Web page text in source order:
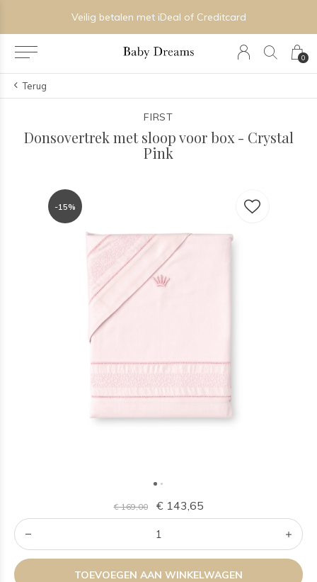
0
Veilig betalen met iDeal of Creditcard
Terug
FIRST
Donsovertrek met sloop voor box - Crystal
Pink
-15%
€ 169,00 € 143,65
TOEVOEGEN AAN WINKELWAGEN